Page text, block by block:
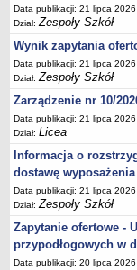
Data publikacji: 21 lipca 2026
Dział:Zespoły Szkół
Wynik zapytania
Data publikacji: 21 lipca 2026
Dział:Zespoły Szkół
Zarządzenie nr 10/
Data publikacji: 21 lipca 2026
Dział:Licea
Informacja o
dostawę
Data publikacji: 21 lipca 2026
Dział:Zespoły Szkół
Zapytanie ofertowe -
przypodłogowych w
Data publikacji: 20 lipca 2026